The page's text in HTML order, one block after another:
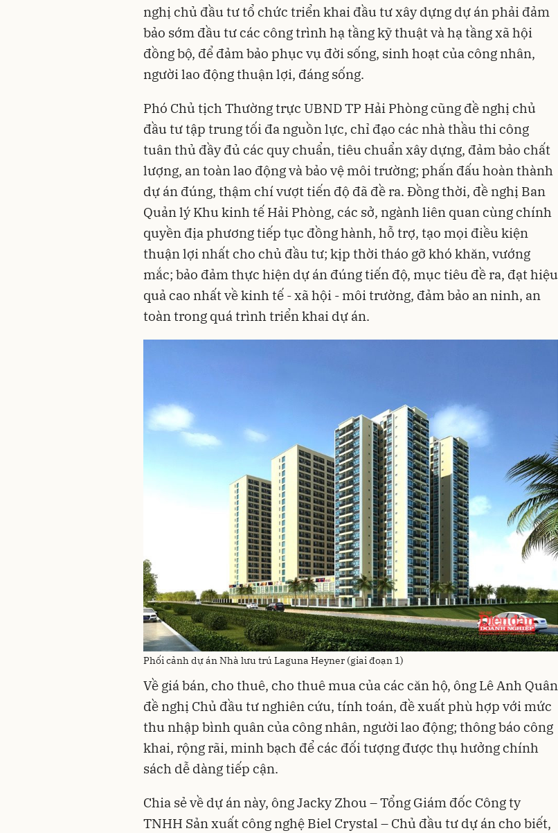
nghị chủ đầu tư tổ chức triển khai đầu tư xây dựng dự án phải đảm
bảo sớm đầu tư các công trình hạ tầng kỹ thuật và hạ tầng xã hội
đồng bộ, để đảm bảo phục vụ đời sống, sinh hoạt của công nhân,
người lao động thuận lợi, đáng sống.
Phó Chủ tịch Thường trực UBND TP Hải Phòng cũng đề nghị chủ
đầu tư tập trung tối đa nguồn lực, chỉ đạo các nhà thầu thi công
tuân thủ đầy đủ các quy chuẩn, tiêu chuẩn xây dựng, đảm bảo chất
lượng, an toàn lao động và bảo vệ môi trường; phấn đấu hoàn thành
dự án đúng, thậm chí vượt tiến độ đã đề ra. Đồng thời, đề nghị Ban
Quản lý Khu kinh tế Hải Phòng, các sở, ngành liên quan cùng chính
quyền địa phương tiếp tục đồng hành, hỗ trợ, tạo mọi điều kiện
thuận lợi nhất cho chủ đầu tư; kịp thời tháo gỡ khó khăn, vướng
mắc; bảo đảm thực hiện dự án đúng tiến độ, mục tiêu đề ra, đạt hiệu
quả cao nhất về kinh tế - xã hội - môi trường, đảm bảo an ninh, an
toàn trong quá trình triển khai dự án.
Phối cảnh dự án Nhà lưu trú Laguna Heyner (giai đoạn 1)
Về giá bán, cho thuê, cho thuê mua của các căn hộ, ông Lê Anh Quân
đề nghị Chủ đầu tư nghiên cứu, tính toán, đề xuất phù hợp với mức
thu nhập bình quân của công nhân, người lao động; thông báo công
khai, rộng rãi, minh bạch để các đối tượng được thụ hưởng chính
sách dễ dàng tiếp cận.
Chia sẻ về dự án này, ông Jacky Zhou – Tổng Giám đốc Công ty
TNHH Sản xuất công nghệ Biel Crystal – Chủ đầu tư dự án cho biết,